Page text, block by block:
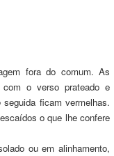
fora do comum. As
com o verso prateado e
ficam vermelhas.
o que lhe confere
ou em alinhamento,